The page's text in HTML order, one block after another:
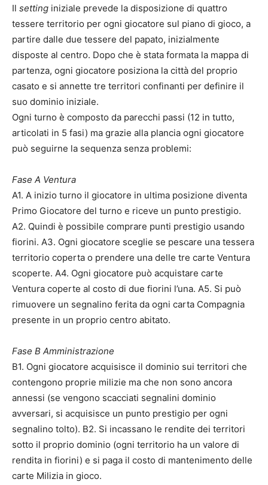
Il setting iniziale prevede la disposizione di quattro
tessere territorio per ogni giocatore sul piano di gioco, a
partire dalle due tessere del papato, inizialmente
disposte al centro. Dopo che è stata formata la mappa di
partenza, ogni giocatore posiziona la città del proprio
casato e si annette tre territori confinanti per definire il
suo dominio iniziale.
Ogni turno è composto da parecchi passi (12 in tutto,
articolati in 5 fasi) ma grazie alla plancia ogni giocatore
può seguirne la sequenza senza problemi:
Fase A Ventura
A1. A inizio turno il giocatore in ultima posizione diventa
Primo Giocatore del turno e riceve un punto prestigio.
A2. Quindi è possibile comprare punti prestigio usando
fiorini. A3. Ogni giocatore sceglie se pescare una tessera
territorio coperta o prendere una delle tre carte Ventura
scoperte. A4. Ogni giocatore può acquistare carte
Ventura coperte al costo di due fiorini l’una. A5. Si può
rimuovere un segnalino ferita da ogni carta Compagnia
presente in un proprio centro abitato.
Fase B Amministrazione
B1. Ogni giocatore acquisisce il dominio sui territori che
contengono proprie milizie ma che non sono ancora
annessi (se vengono scacciati segnalini dominio
avversari, si acquisisce un punto prestigio per ogni
segnalino tolto). B2. Si incassano le rendite dei territori
sotto il proprio dominio (ogni territorio ha un valore di
rendita in fiorini) e si paga il costo di mantenimento delle
carte Milizia in gioco.